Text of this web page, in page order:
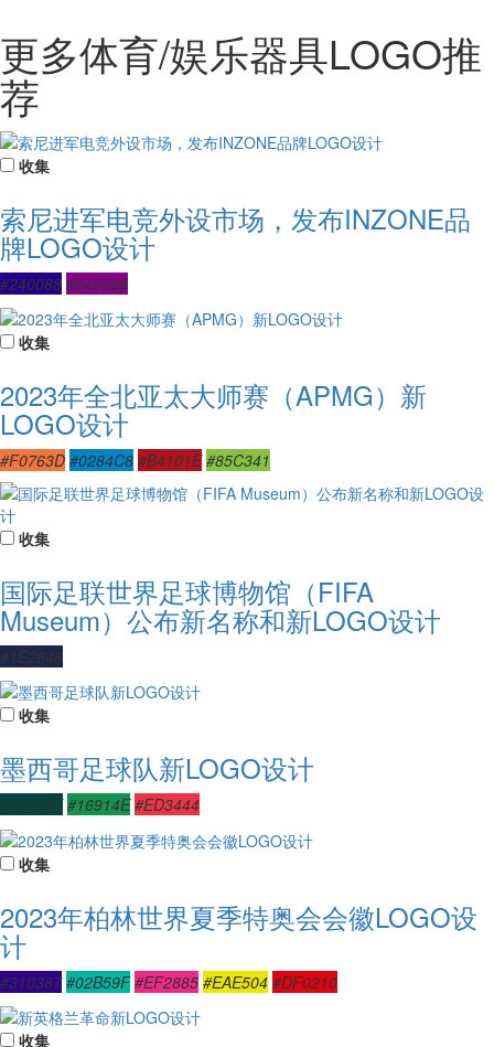
更多体育/娱乐器具LOGO推
荐
收集
索尼进军电竞外设市场，发布INZONE品
牌LOGO设计
#240088 #840086
收集
2023年全北亚太大师赛（APMG）新
LOGO设计
#F0763D #0284C8 #B4101E #85C341
收集
国际足联世界足球博物馆（FIFA
Museum）公布新名称和新LOGO设计
收集
墨西哥足球队新LOGO设计
#00433F #16914E #ED3444
收集
2023年柏林世界夏季特奥会会徽LOGO设
计
#310387 #02B59F #EF2885 #EAE504 #DF0210
收集